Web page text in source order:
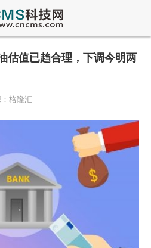
估值已趋合理，下调今明两
格隆汇